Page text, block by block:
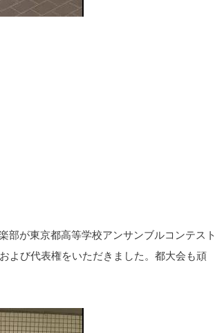
が東京都高等学校アンサンブルコンテスト
よび代表権をいただきました。都大会も頑